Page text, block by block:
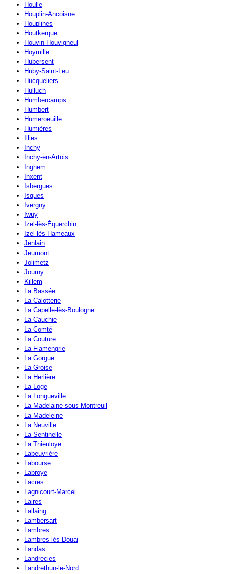
Houlle
Houplin-Ancoisne
Houplines
Houtkerque
Houvin-Houvigneul
Hoymille
Hubersent
Huby-Saint-Leu
Hucqueliers
Hulluch
Humbercamps
Humbert
Humeroeuille
Humières
Illies
Inchy
Inchy-en-Artois
Inghem
Inxent
Isbergues
Isques
Ivergny
Iwuy
Izel-lès-Équerchin
Izel-lès-Hameaux
Jenlain
Jeumont
Jolimetz
Journy
Killem
La Bassée
La Calotterie
La Capelle-lès-Boulogne
La Cauchie
La Comté
La Couture
La Flamengrie
La Gorgue
La Groise
La Herlière
La Loge
La Longueville
La Madelaine-sous-Montreuil
La Madeleine
La Neuville
La Sentinelle
La Thieuloye
Labeuvrière
Labourse
Labroye
Lacres
Lagnicourt-Marcel
Laires
Lallaing
Lambersart
Lambres
Lambres-lès-Douai
Landas
Landrecies
Landrethun-le-Nord